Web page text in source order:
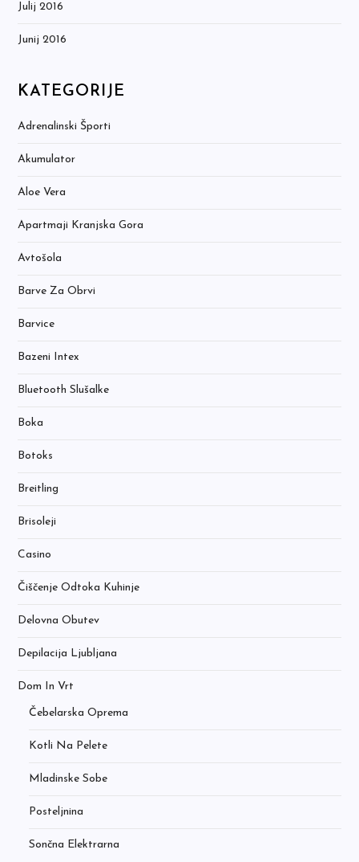
Julij 2016
Junij 2016
KATEGORIJE
Adrenalinski Športi
Akumulator
Aloe Vera
Apartmaji Kranjska Gora
Avtošola
Barve Za Obrvi
Barvice
Bazeni Intex
Bluetooth Slušalke
Boka
Botoks
Breitling
Brisoleji
Casino
Čiščenje Odtoka Kuhinje
Delovna Obutev
Depilacija Ljubljana
Dom In Vrt
Čebelarska Oprema
Kotli Na Pelete
Mladinske Sobe
Posteljnina
Sončna Elektrarna